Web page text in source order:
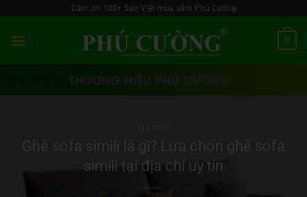
content
Cảm ơn 100+ Sao Việt mua sắm Phú Cường
0
Ghế sofa simili là gì? Lựa chọn ghế sofa
simili tại địa chỉ uy tín